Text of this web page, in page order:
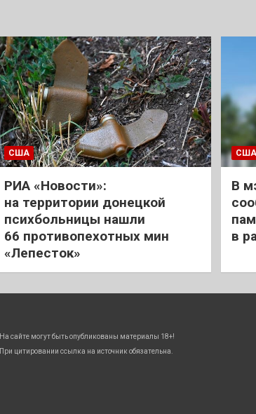
США
РИА «Новости»:
на территории донецкой
психбольницы нашли
66 противопехотных мин
«Лепесток»
США
В
в
На сайте могут быть опубликованы материалы 18+!
При цитировании ссылка на источник обязательна.